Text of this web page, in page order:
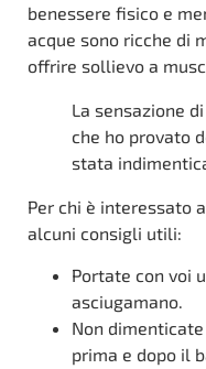
benessere fisico e
acque sono ricche di
offrire sollievo a
La sensazione
che ho provato
stata
Per chi è interessato
alcuni consigli utili:
Portate con voi
asciugamano.
Non
prima e dopo il